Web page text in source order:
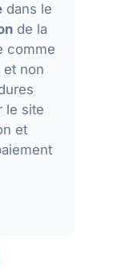
dans le
de la
comme
non
le site
et